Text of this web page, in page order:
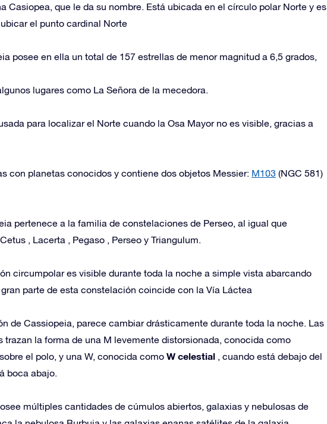
Casiopea, que le da su nombre. Está ubicada en el círculo polar Norte y es
el punto cardinal Norte
posee en ella un total de 157 estrellas de menor magnitud a 6,5 grados,
lugares como La Señora de la mecedora.
para localizar el Norte cuando la Osa Mayor no es visible, gracias a
con planetas conocidos y contiene dos objetos Messier: M103 (NGC 581)
pertenece a la familia de constelaciones de Perseo, al igual que
, Lacerta , Pegaso , Perseo y Triangulum.
circumpolar es visible durante toda la noche a simple vista abarcando
parte de esta constelación coincide con la Vía Láctea
de Cassiopeia, parece cambiar drásticamente durante toda la noche. Las
la forma de una M levemente distorsionada, conocida como
el polo, y una W, conocida como W celestial , cuando está debajo del
boca abajo.
múltiples cantidades de cúmulos abiertos, galaxias y nebulosas de